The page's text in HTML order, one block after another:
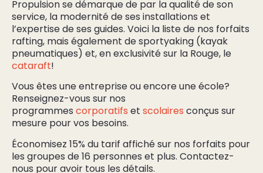
Propulsion se démarque de par la qualité de son
service, la modernité de ses installations et
l’expertise de ses guides. Voici la liste de nos forfaits
rafting, mais également de sportyaking (kayak
pneumatiques) et, en exclusivité sur la Rouge, le
cataraft!
Vous êtes une entreprise ou encore une école?
Renseignez-vous sur nos
programmes corporatifs et scolaires conçus sur
mesure pour vos besoins.
Économisez 15% du tarif affiché sur nos forfaits pour
les groupes de 16 personnes et plus. Contactez-
nous pour avoir tous les détails.